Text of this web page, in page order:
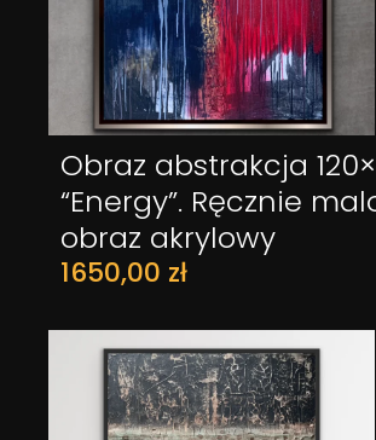
Obraz abstrakcja
“Energy”. Ręcznie
obraz akrylowy
1650,00 zł
DODAJ